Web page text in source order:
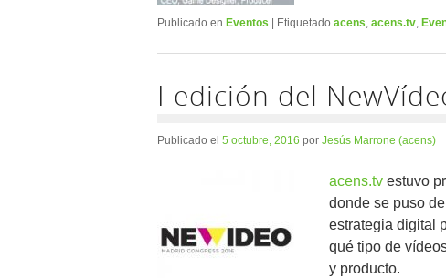
Publicado en Eventos | Etiquetado acens acens.tv
I edición del
Publicado el 5 octubre, 2016 por Jesús Marrone (acens)
acens.tvestuvo
donde se puso
estrategia digital
qué tipo de
y producto.